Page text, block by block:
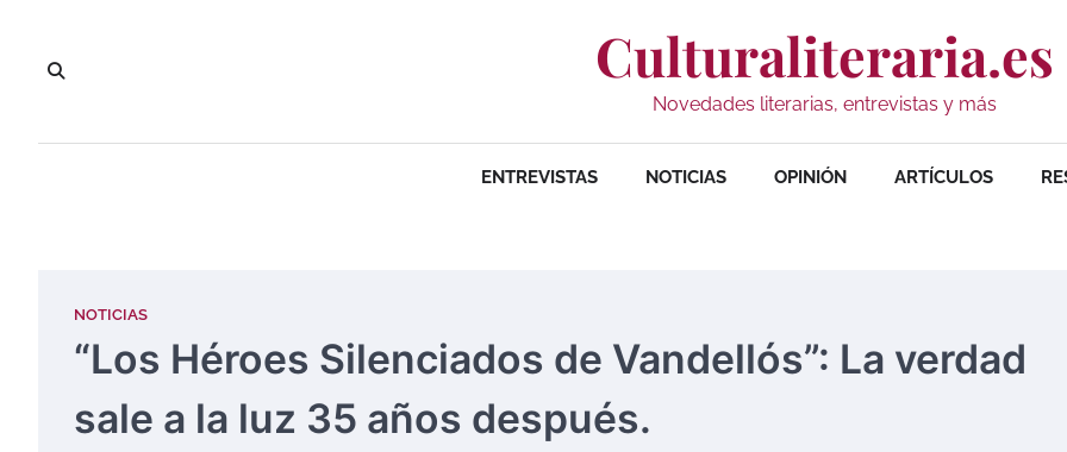
contenido
Culturaliteraria.es
Novedades literarias, entrevistas y más
ENTREVISTAS NOTICIAS OPINIÓN ARTÍCULOS
NOTICIAS
“Los Héroes Silenciados de Vandellós”: La verdad
sale a la luz 35 años después.